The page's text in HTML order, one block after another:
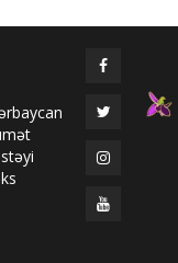
çıxış
Forumu